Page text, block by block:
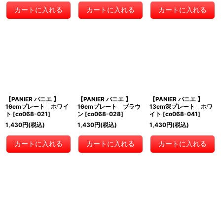
カートに入れる カートに入れる カートに入れる
【PANIER パニエ 】
16cmプレート ホワイ
ト [co068-021]
1,430円(税込)
カートに入れる
【PANIER パニエ 】
16cmプレート ブラウ
ン [co068-028]
1,430円(税込)
カートに入れる
【PANIER パニエ 】
13cm深プレート ホワ
イト [co068-041]
1,430円(税込)
カートに入れる